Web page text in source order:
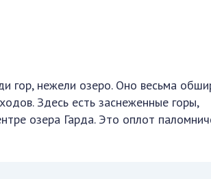
гор, нежели озеро. Оно весьма
Здесь есть заснеженные горы,
озера Гарда. Это оплот